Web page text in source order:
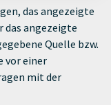
das angezeigte
das angezeigte
Quelle bzw.
vor einer
mit der